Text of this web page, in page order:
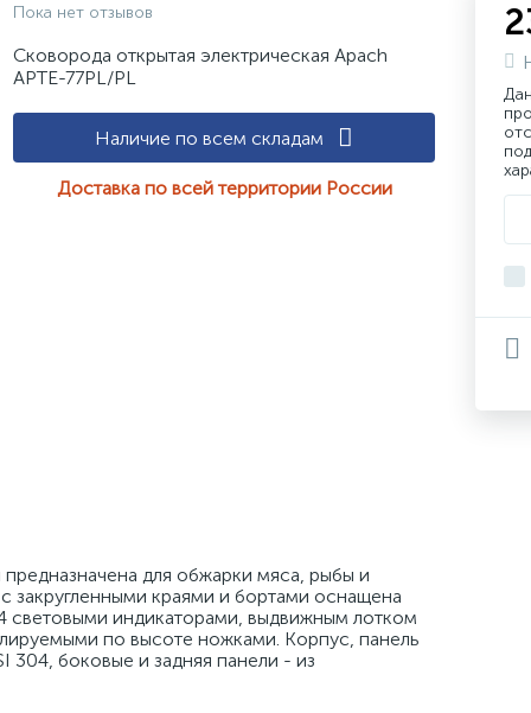
Пока нет отзывов
Сковорода открытая электрическая Apach
APTE-77PL/PL
Наличие по всем складам
Доставка по всей территории России
для обжарки мяса, рыбы и
закругленными краями и бортами оснащена
световыми индикаторами, выдвижным лотком
по высоте ножками. Корпус, панель
304, боковые и задняя панели - из